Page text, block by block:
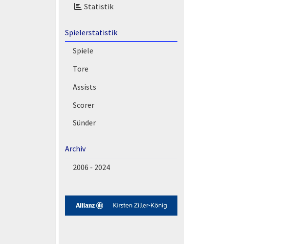
Statistik
Spielerstatistik
Spiele
Tore
Assists
Scorer
Sünder
Archiv
2006 - 2024